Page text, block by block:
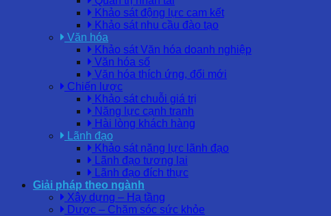
Khảo sát động lực cam kết
Khảo sát nhu cầu đào tạo
Văn hóa
Khảo sát Văn hóa doanh nghiệp
Văn hóa số
Văn hóa thích ứng, đổi mới
Chiến lược
Khảo sát chuỗi giá trị
Năng lực cạnh tranh
Hài lòng khách hàng
Lãnh đạo
Khảo sát năng lực lãnh đạo
Lãnh đạo tương lai
Lãnh đạo đích thực
Giải pháp theo ngành
Xây dựng – Hạ tầng
Dược – Chăm sóc sức khỏe